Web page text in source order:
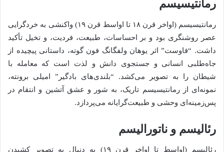
رمانتیسیسم
رمانتیسیسم (اواخر قرن ۱۸ تا اواسط قرن ۱۹) واکنشی به خردگرایی
عصر روشنگری بود و بر احساسات، طبیعت، فردیت، و تخیل تأکید
داشت. “فاوست” اثر یوهان ولفگانگ فون گوته، داستانی پیچیده از
جاه‌طلبی انسانی و جستجوی دانش و لذت است که معامله با
شیطان را به تصویر می‌کشد. “بلندی‌های بادگیر” امیلی برونته،
نمونه‌ای از رمانتیسیسم تاریک، به شور و عشق آتشین و انتقام در
پس‌زمینه‌ای وحشی و طبیعت‌گرایانه می‌پردازد.
رئالیسم و ناتورالیسم
رئالیسم (اواسط تا اواخر قرن ۱۹) به دنبال به تصویر کشیدن